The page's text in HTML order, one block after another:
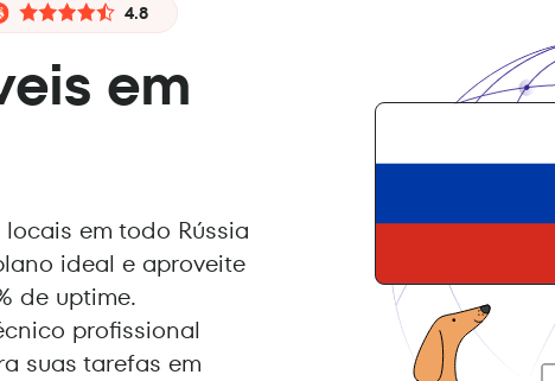
4.8
em
em todo Rússia
ideal e aproveite
de uptime.
profissional
suas tarefas em